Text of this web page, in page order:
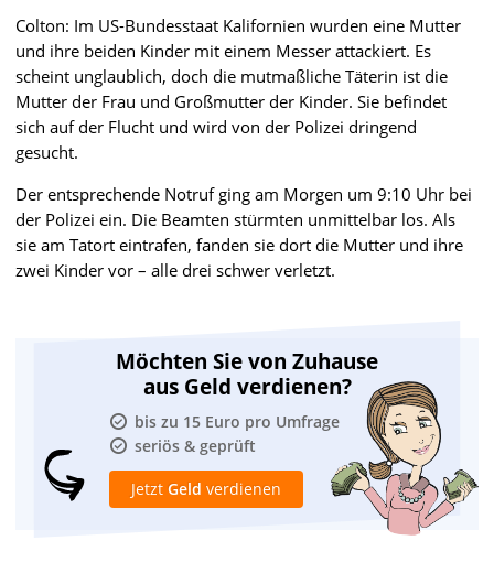
Colton: Im US-Bundesstaat Kalifornien wurden eine Mutter
und ihre beiden Kinder mit einem Messer attackiert. Es
scheint unglaublich, doch die mutmaßliche Täterin ist die
Mutter der Frau und Großmutter der Kinder. Sie befindet
sich auf der Flucht und wird von der Polizei dringend
gesucht.
Der entsprechende Notruf ging am Morgen um 9:10 Uhr bei
der Polizei ein. Die Beamten stürmten unmittelbar los. Als
sie am Tatort eintrafen, fanden sie dort die Mutter und ihre
zwei Kinder vor – alle drei schwer verletzt.
Möchten Sie von Zuhause
aus Geld verdienen?
bis zu 15 Euro pro Umfrage
seriös & geprüft
Jetzt Geld verdienen